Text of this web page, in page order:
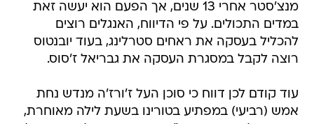
מנצ'סטר אחרי 13 שנים, אך הפעם הוא יעשה זאת
במדים התכולים. על פי הדיווח, האנגלים רוצים
להכליל בעסקה את ראחים סטרלינג, בעוד יובנטוס
רוצה לקבל במסגרת העסקה את גבריאל ז'סוס.
עוד קודם לכן דווח כי סוכן העל ז'ורז'ה מנדש נחת
אמש (רביעי) במפתיע בטורינו בשעת לילה מאוחרת,